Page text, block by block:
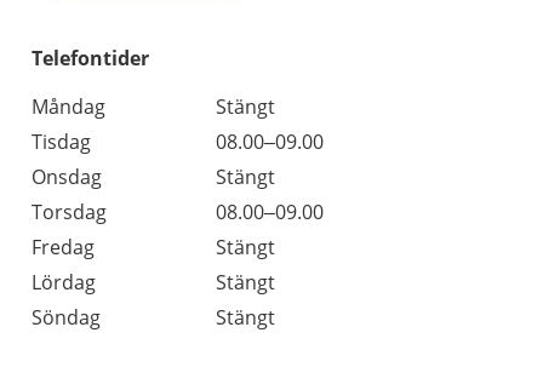
Telefontider
Måndag
Stängt
Tisdag
08.00–09.00
Onsdag
Stängt
Torsdag
08.00–09.00
Fredag
Stängt
Lördag
Stängt
Söndag
Stängt